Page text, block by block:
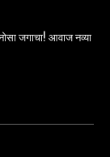
जगाचा! आवाज नव्या